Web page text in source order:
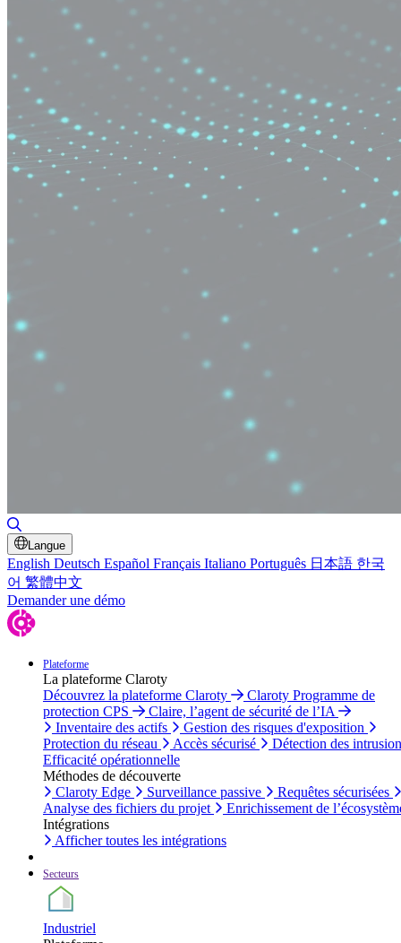
Langue
English Deutsch Español Français Italiano Português 日本語 한국
어 繁體中文
Demander une démo
Plateforme
La plateforme Claroty
Découvrez la plateforme Claroty
Claroty Programme de
protection CPS
Claire, l’agent de sécurité de l’IA
Inventaire des actifs
Gestion des risques d'exposition
Protection du réseau
Accès sécurisé
Détection des
Efficacité opérationnelle
Méthodes de découverte
Claroty Edge
Surveillance passive
Requêtes sécurisées
Analyse des fichiers du projet
Enrichissement de
Intégrations
Afficher toutes les intégrations
Secteurs
Industriel